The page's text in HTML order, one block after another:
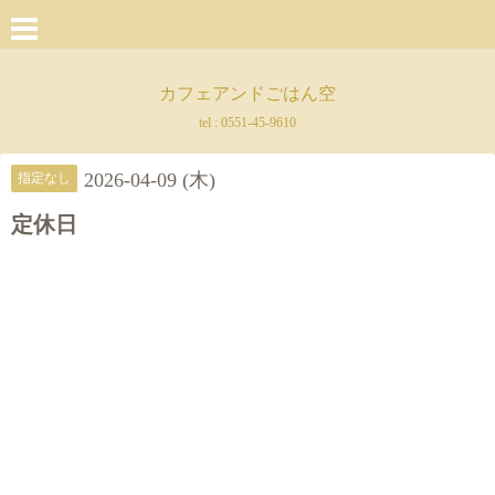
カフェアンドごはん空
tel : 0551-45-9610
指定なし 2026-04-09 (木)
定休日